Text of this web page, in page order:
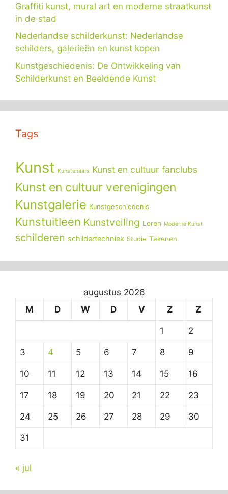
Graffiti kunst, mural art en moderne straatkunst
in de stad
Nederlandse schilderkunst: Nederlandse
schilders, galerieën en kunst kopen
Kunstgeschiedenis: De Ontwikkeling van
Schilderkunst en Beeldende Kunst
Tags
Kunst Kunstenaars Kunst en cultuur fanclubs
Kunst en cultuur verenigingen
Kunstgalerie Kunstgeschiedenis
Kunstuitleen Kunstveiling Leren Moderne Kunst
schilderen schildertechniek Studie Tekenen
augustus 2026
M
D W D V Z Z
1 2
3 4 5 6 7 8 9
10 11 12 13 14 15 16
17 18 19 20 21 22 23
24 25 26 27 28 29 30
31
« jul